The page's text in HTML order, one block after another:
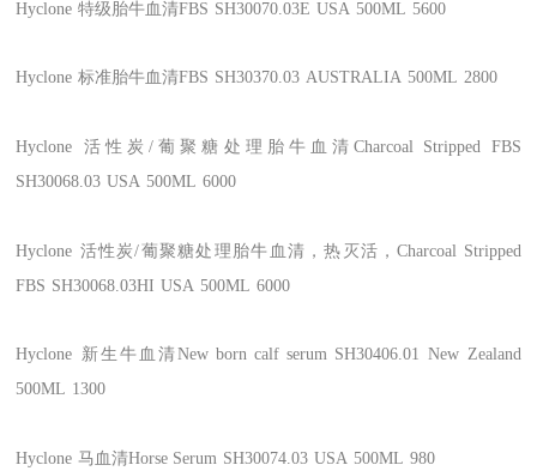
Hyclone 特级胎牛血清FBS SH30070.03E USA 500ML 5600
Hyclone 标准胎牛血清FBS SH30370.03 AUSTRALIA 500ML 2800
Hyclone
活性炭/葡聚糖处理胎牛血清Charcoal Stripped FBS
SH30068.03 USA 500ML 6000
Hyclone 活性炭/葡聚糖处理胎牛血清，热灭活，Charcoal Stripped
FBS SH30068.03HI USA 500ML 6000
Hyclone 新生牛血清New born calf serum SH30406.01 New Zealand
500ML 1300
Hyclone 马血清Horse Serum SH30074.03 USA 500ML 980